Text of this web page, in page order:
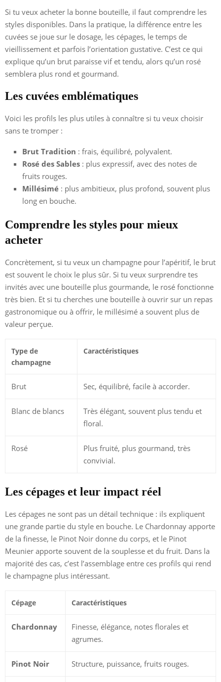
Si tu veux acheter la bonne bouteille, il faut comprendre les
styles disponibles. Dans la pratique, la différence entre les
cuvées se joue sur le dosage, les cépages, le temps de
vieillissement et parfois l’orientation gustative. C’est ce qui
explique qu’un brut paraisse vif et tendu, alors qu’un rosé
semblera plus rond et gourmand.
Les cuvées emblématiques
Voici les profils les plus utiles à connaître si tu veux choisir
sans te tromper :
Brut Tradition : frais, équilibré, polyvalent.
Rosé des Sables : plus expressif, avec des notes de
fruits rouges.
Millésimé : plus ambitieux, plus profond, souvent plus
long en bouche.
Comprendre les styles pour mieux
acheter
Concrètement, si tu veux un champagne pour l’apéritif, le brut
est souvent le choix le plus sûr. Si tu veux surprendre tes
invités avec une bouteille plus gourmande, le rosé fonctionne
très bien. Et si tu cherches une bouteille à ouvrir sur un repas
gastronomique ou à offrir, le millésimé a souvent plus de
valeur perçue.
Type de
champagne
Caractéristiques
Brut Sec, équilibré, facile à accorder.
Blanc de blancs
Très élégant, souvent plus tendu et
floral.
Rosé
Plus fruité, plus gourmand, très
convivial.
Les cépages et leur impact réel
Les cépages ne sont pas un détail technique : ils expliquent
une grande partie du style en bouche. Le Chardonnay apporte
de la finesse, le Pinot Noir donne du corps, et le Pinot
Meunier apporte souvent de la souplesse et du fruit. Dans la
majorité des cas, c’est l’assemblage entre ces profils qui rend
le champagne plus intéressant.
Cépage Caractéristiques
Chardonnay
Finesse, élégance, notes florales et
agrumes.
Pinot Noir Structure, puissance, fruits rouges.